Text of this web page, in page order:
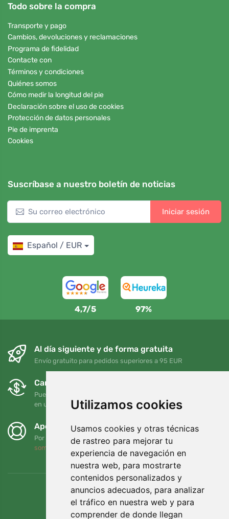
Utilizamos cookies
Usamos cookies y otras técnicas
de rastreo para mejorar tu
experiencia de navegación en
nuestra web, para mostrarte
contenidos personalizados y
anuncios adecuados, para analizar
el tráfico en nuestra web y para
comprender de donde llegan
Todo sobre la compra
Transporte y pago
Cambios, devoluciones y reclamaciones
Programa de fidelidad
Contacte con
Términos y condiciones
Quiénes somos
Cómo medir la longitud del pie
Declaración sobre el uso de cookies
Protección de datos personales
Pie de imprenta
Cookies
Suscríbase a nuestro boletín de noticias
Iniciar sesión
Español / EUR
4,7/5 97%
Al día siguiente y de forma gratuita
Envío gratuito para pedidos superiores a 95 EUR
Cambios y devoluciones gratuitos
Puede devolver o cambiar su pedido en cualquier momento
en un plazo de 90 días
Apoyamos a Trees.org
Por cada pedido plantamos un árbol. Leer más
somos